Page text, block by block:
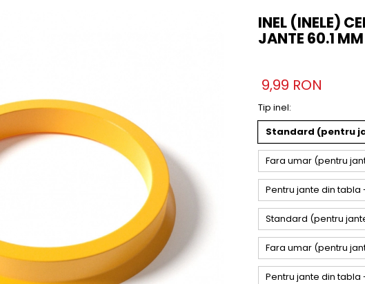
INEL (INELE)
JANTE 60.1
9,99 RON
Tip inel:
Standard (pentru
Fara umar (pentru
Pentru jante din tabla
Standard (pentru
Fara umar (pentru
Pentru jante din tabla